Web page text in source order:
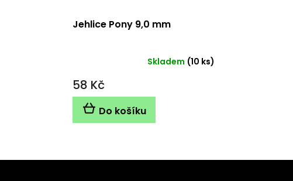
Jehlice Pony 9,0 mm
Skladem (10 ks)
58 Kč
Do košíku
Z